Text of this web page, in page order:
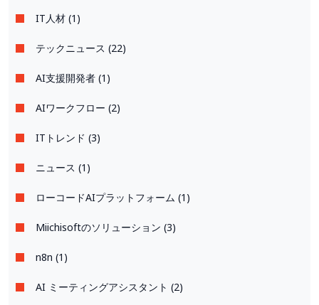
IT人材 (1)
テックニュース (22)
AI支援開発者 (1)
AIワークフロー (2)
ITトレンド (3)
ニュース (1)
ローコードAIプラットフォーム (1)
Miichisoftのソリューション (3)
n8n (1)
AI ミーティングアシスタント (2)